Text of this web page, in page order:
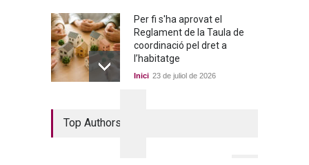
Per fi s'ha aprovat el
Reglament de la Taula de
coordinació pel dret a
l’habitatge
Inici 23 de juliol de 2026
Top Authors